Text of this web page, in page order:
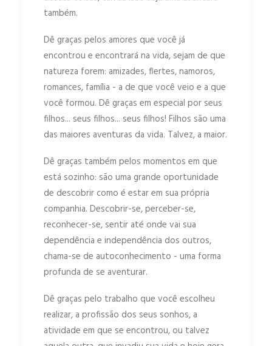
também.
Dê graças pelos amores que você já
encontrou e encontrará na vida, sejam de que
natureza forem: amizades, flertes, namoros,
romances, família - a de que você veio e a que
você formou. Dê graças em especial por seus
filhos... seus filhos... seus filhos! Filhos são uma
das maiores aventuras da vida. Talvez, a maior.
Dê graças também pelos momentos em que
está sozinho: são uma grande oportunidade
de descobrir como é estar em sua própria
companhia. Descobrir-se, perceber-se,
reconhecer-se, sentir até onde vai sua
dependência e independência dos outros,
chama-se de autoconhecimento - uma forma
profunda de se aventurar.
Dê graças pelo trabalho que você escolheu
realizar, a profissão dos seus sonhos, a
atividade em que se encontrou, ou talvez